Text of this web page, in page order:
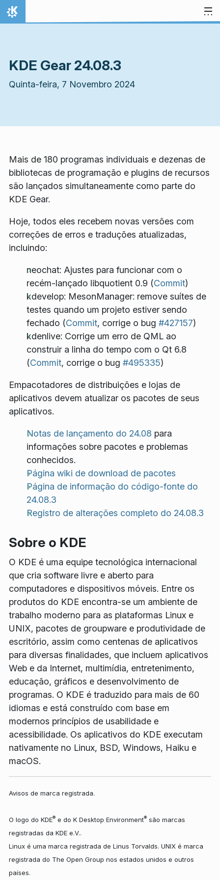
Ir para o conteúdo
Início
KDE Gear 24.08.3
Quinta-feira, 7 Novembro 2024
Mais de 180 programas individuais e dezenas de
bibliotecas de programação e plugins de recursos
são lançados simultaneamente como parte do
KDE Gear.
Hoje, todos eles recebem novas versões com
correções de erros e traduções atualizadas,
incluindo:
neochat: Ajustes para funcionar com o
recém-lançado libquotient 0.9 (Commit)
kdevelop: MesonManager: remove suítes de
testes quando um projeto estiver sendo
fechado (Commit, corrige o bug #427157)
kdenlive: Corrige um erro de QML ao
construir a linha do tempo com o Qt 6.8
(Commit, corrige o bug #495335)
Empacotadores de distribuições e lojas de
aplicativos devem atualizar os pacotes de seus
aplicativos.
Notas de lançamento do 24.08 para
informações sobre pacotes e problemas
conhecidos.
Página wiki de download de pacotes
Página de informação do código-fonte do
24.08.3
Registro de alterações completo do 24.08.3
Sobre o KDE
O KDE é uma equipe tecnológica internacional
que cria software livre e aberto para
computadores e dispositivos móveis. Entre os
produtos do KDE encontra-se um ambiente de
trabalho moderno para as plataformas Linux e
UNIX, pacotes de groupware e produtividade de
escritório, assim como centenas de aplicativos
para diversas finalidades, que incluem aplicativos
Web e da Internet, multimídia, entretenimento,
educação, gráficos e desenvolvimento de
programas. O KDE é traduzido para mais de 60
idiomas e está construído com base em
modernos princípios de usabilidade e
acessibilidade. Os aplicativos do KDE executam
nativamente no Linux, BSD, Windows, Haiku e
macOS.
Avisos de marca registrada.
O logo do KDE® e do K Desktop Environment® são marcas
registradas da KDE e.V..
Linux é uma marca registrada de Linus Torvalds. UNIX é marca
registrada do The Open Group nos estados unidos e outros
países.